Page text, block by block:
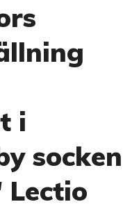
i
socken
Lectio